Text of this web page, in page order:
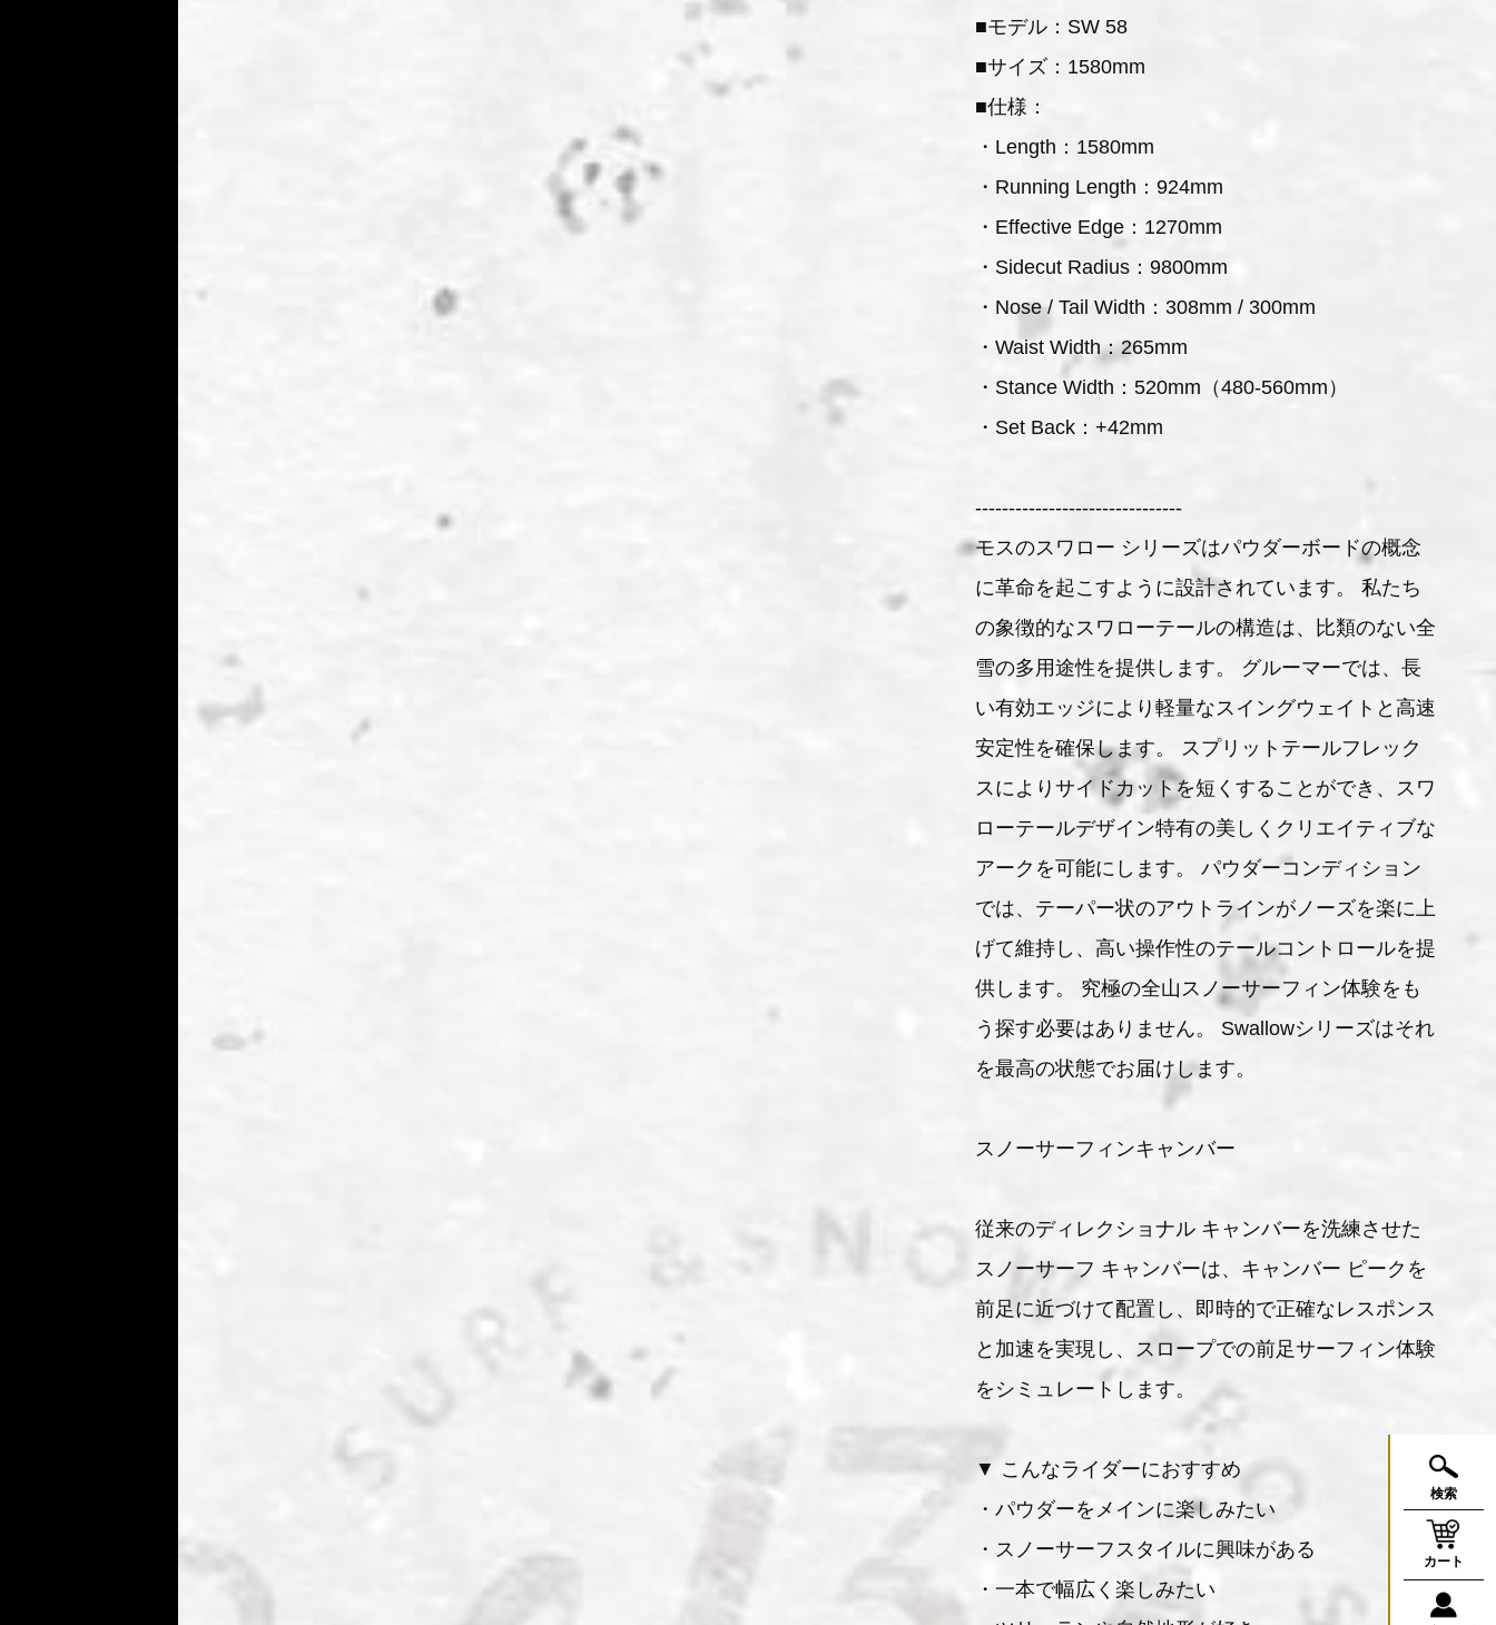
■モデル：SW 58
■サイズ：1580mm
■仕様：
・Length：1580mm
・Running Length：924mm
・Effective Edge：1270mm
・Sidecut Radius：9800mm
・Nose / Tail Width：308mm / 300mm
・Waist Width：265mm
・Stance Width：520mm（480-560mm）
・Set Back：+42mm
-------------------------------
モスのスワロー シリーズはパウダーボードの概念
に革命を起こすように設計されています。 私たち
の象徴的なスワローテールの構造は、比類のない全
雪の多用途性を提供します。 グルーマーでは、長
い有効エッジにより軽量なスイングウェイトと高速
安定性を確保します。 スプリットテールフレック
スによりサイドカットを短くすることができ、スワ
ローテールデザイン特有の美しくクリエイティブな
アークを可能にします。 パウダーコンディション
では、テーパー状のアウトラインがノーズを楽に上
げて維持し、高い操作性のテールコントロールを提
供します。 究極の全山スノーサーフィン体験をも
う探す必要はありません。 Swallowシリーズはそれ
を最高の状態でお届けします。
スノーサーフィンキャンバー
従来のディレクショナル キャンバーを洗練させた
スノーサーフ キャンバーは、キャンバー ピークを
前足に近づけて配置し、即時的で正確なレスポンス
と加速を実現し、スロープでの前足サーフィン体験
をシミュレートします。
▼ こんなライダーにおすすめ
・パウダーをメインに楽しみたい
・スノーサーフスタイルに興味がある
・一本で幅広く楽しみたい
検索
カート